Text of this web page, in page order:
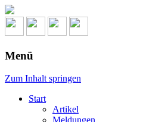
Menü
Zum Inhalt springen
Start
Artikel